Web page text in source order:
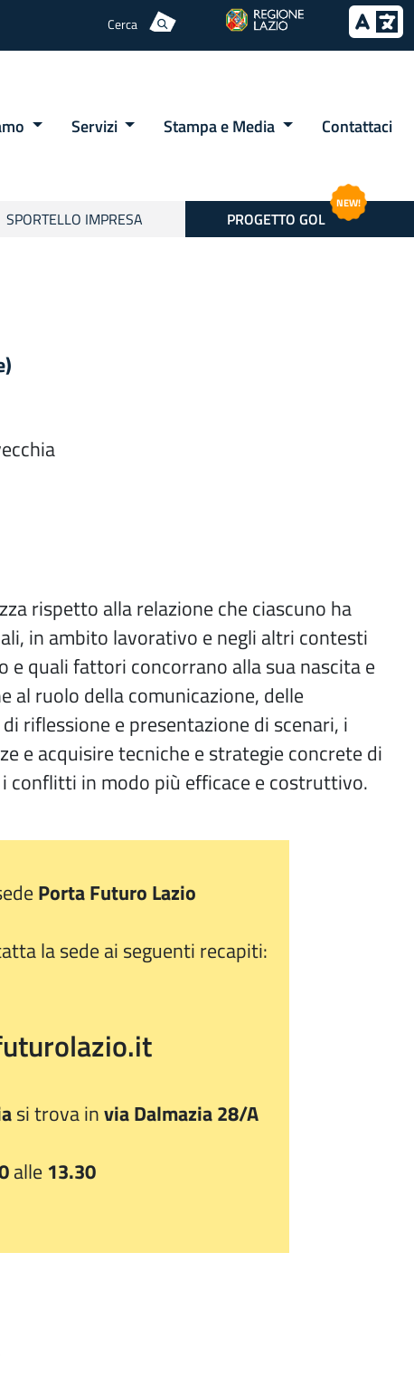
Cerca
Servizi Stampa e Media Contattaci
SPORTELLO IMPRESA PROGETTO GOL
NEW!
rispetto alla relazione che ciascuno ha
in ambito lavorativo e negli altri contesti
quali fattori concorrano alla sua nascita e
ruolo della comunicazione, delle
riflessione e presentazione di scenari, i
e acquisire tecniche e strategie concrete di
conflitti in modo più efficace e costruttivo.
Porta Futuro Lazio
la sede ai seguenti recapiti:
si trova invia Dalmazia 28/A
alle 13.30